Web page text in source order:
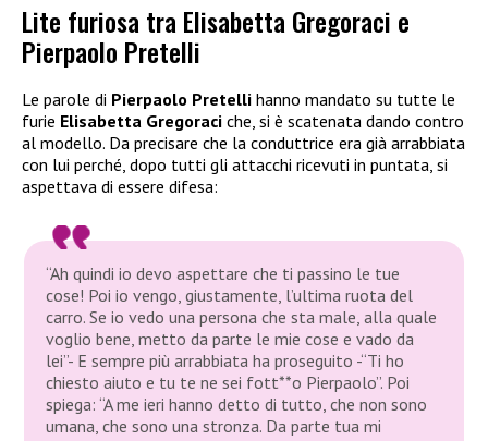
Lite furiosa tra Elisabetta Gregoraci e
Pierpaolo Pretelli
Le parole di Pierpaolo Pretelli hanno mandato su tutte le
furie Elisabetta Gregoraci che, si è scatenata dando contro
al modello. Da precisare che la conduttrice era già arrabbiata
con lui perché, dopo tutti gli attacchi ricevuti in puntata, si
aspettava di essere difesa:
“Ah quindi io devo aspettare che ti passino le tue
cose! Poi io vengo, giustamente, l’ultima ruota del
carro. Se io vedo una persona che sta male, alla quale
voglio bene, metto da parte le mie cose e vado da
lei”- E sempre più arrabbiata ha proseguito -“Ti ho
chiesto aiuto e tu te ne sei fott**o Pierpaolo”. Poi
spiega: “A me ieri hanno detto di tutto, che non sono
umana, che sono una stronza. Da parte tua mi